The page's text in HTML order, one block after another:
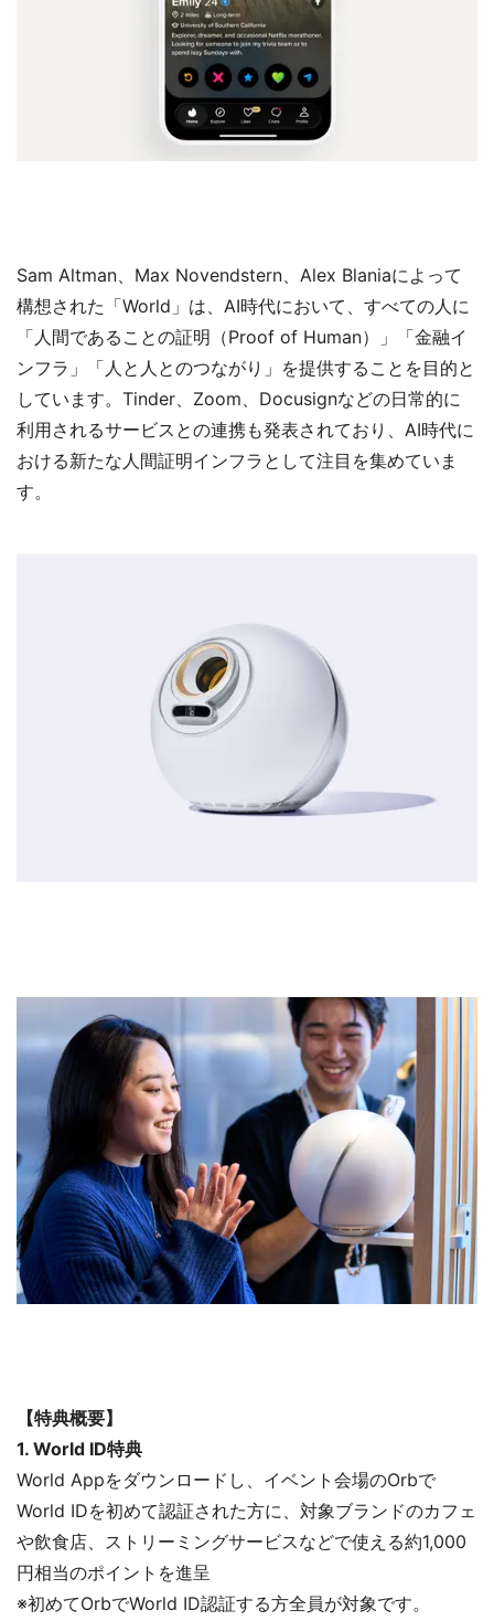
Sam Altman、Max Novendstern、Alex Blaniaによって
構想された「World」は、AI時代において、すべての人に
「人間であることの証明（Proof of Human）」「金融イ
ンフラ」「人と人とのつながり」を提供することを目的と
しています。Tinder、Zoom、Docusignなどの日常的に
利用されるサービスとの連携も発表されており、AI時代に
おける新たな人間証明インフラとして注目を集めていま
す。
【特典概要】
1. World ID特典
World Appをダウンロードし、イベント会場のOrbで
World IDを初めて認証された方に、対象ブランドのカフェ
や飲食店、ストリーミングサービスなどで使える約1,000
円相当のポイントを進呈
※初めてOrbでWorld ID認証する方全員が対象です。